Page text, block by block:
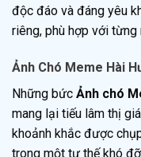
độc đáo và đáng yêu
riêng, phù hợp với
Ảnh Chó Meme Hài
Những bức Ảnh chó
mang lại tiếu lâm thị
khoảnh khắc được
trong một tư thế khó